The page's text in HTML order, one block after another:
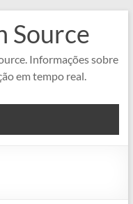
Source
Informações sobre
em tempo real.